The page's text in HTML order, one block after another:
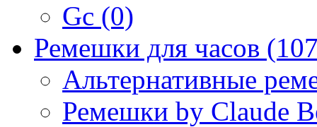
Gc (0)
Ремешки для часов
Альтернативные
Ремешки by Claude